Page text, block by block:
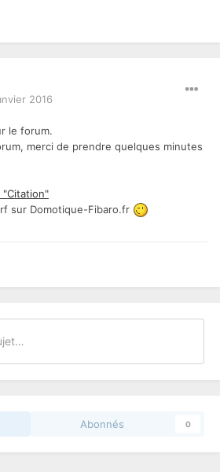
2016
le forum.
merci de prendre quelques minutes
sur Domotique-Fibaro.fr
Abonnés 0